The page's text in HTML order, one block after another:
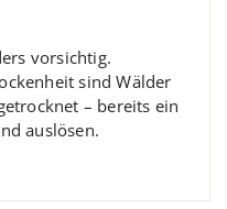
vorsichtig.
sind Wälder
– bereits ein
auslösen.